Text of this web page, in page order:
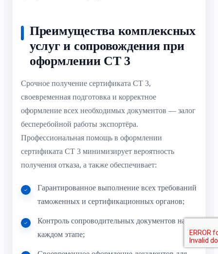
Преимущества комплексных
услуг и сопровождения при
оформлении СТ 3
Срочное получение сертификата СТ 3,
своевременная подготовка и корректное
оформление всех необходимых документов — залог
бесперебойной работы экспортёра.
Профессиональная помощь в оформлении
сертификата СТ 3 минимизирует вероятность
получения отказа, а также обеспечивает:
Гарантированное выполнение всех требований
таможенных и сертификационных органов;
Контроль сопроводительных документов на
каждом этапе;